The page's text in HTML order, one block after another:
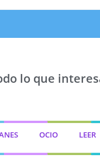
lo que
OCIO LEER